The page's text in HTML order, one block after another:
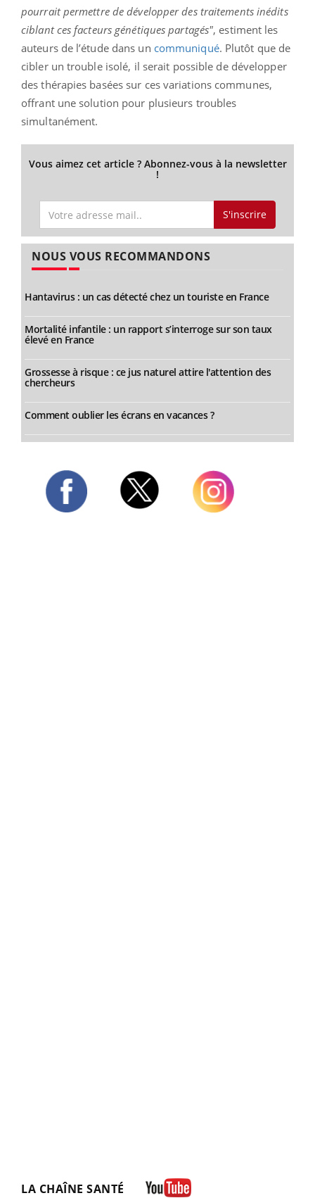
pourrait permettre de développer des traitements inédits
ciblant ces facteurs génétiques partagés", estiment les
auteurs de l’étude dans un communiqué. Plutôt que de
cibler un trouble isolé, il serait possible de développer
des thérapies basées sur ces variations communes,
offrant une solution pour plusieurs troubles
simultanément.
Vous aimez cet article ? Abonnez-vous à la newsletter
!
S'inscrire
NOUS VOUS RECOMMANDONS
Hantavirus : un cas détecté chez un touriste en France
Mortalité infantile : un rapport s’interroge sur son taux
élevé en France
Grossesse à risque : ce jus naturel attire l'attention des
chercheurs
Comment oublier les écrans en vacances ?
LA CHAÎNE SANTÉ